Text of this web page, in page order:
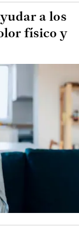
a los
físico y